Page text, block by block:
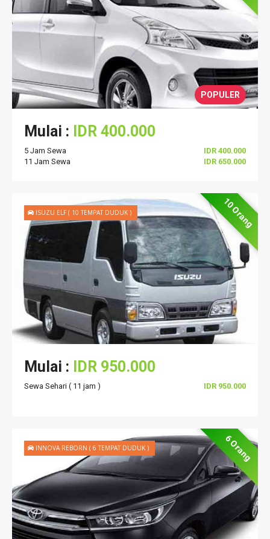
POPULER
Mulai : IDR 400.000
5 Jam Sewa
IDR 400.000
11 Jam Sewa
IDR 650.000
10 Orang
Mulai : IDR 950.000
Sewa Sehari ( 11 jam ) IDR 950.000
ISUZU ELF ( 10 TEMPAT DUDUK )
6 Orang
INNOVA REBORN ( 6 TEMPAT DUDUK )